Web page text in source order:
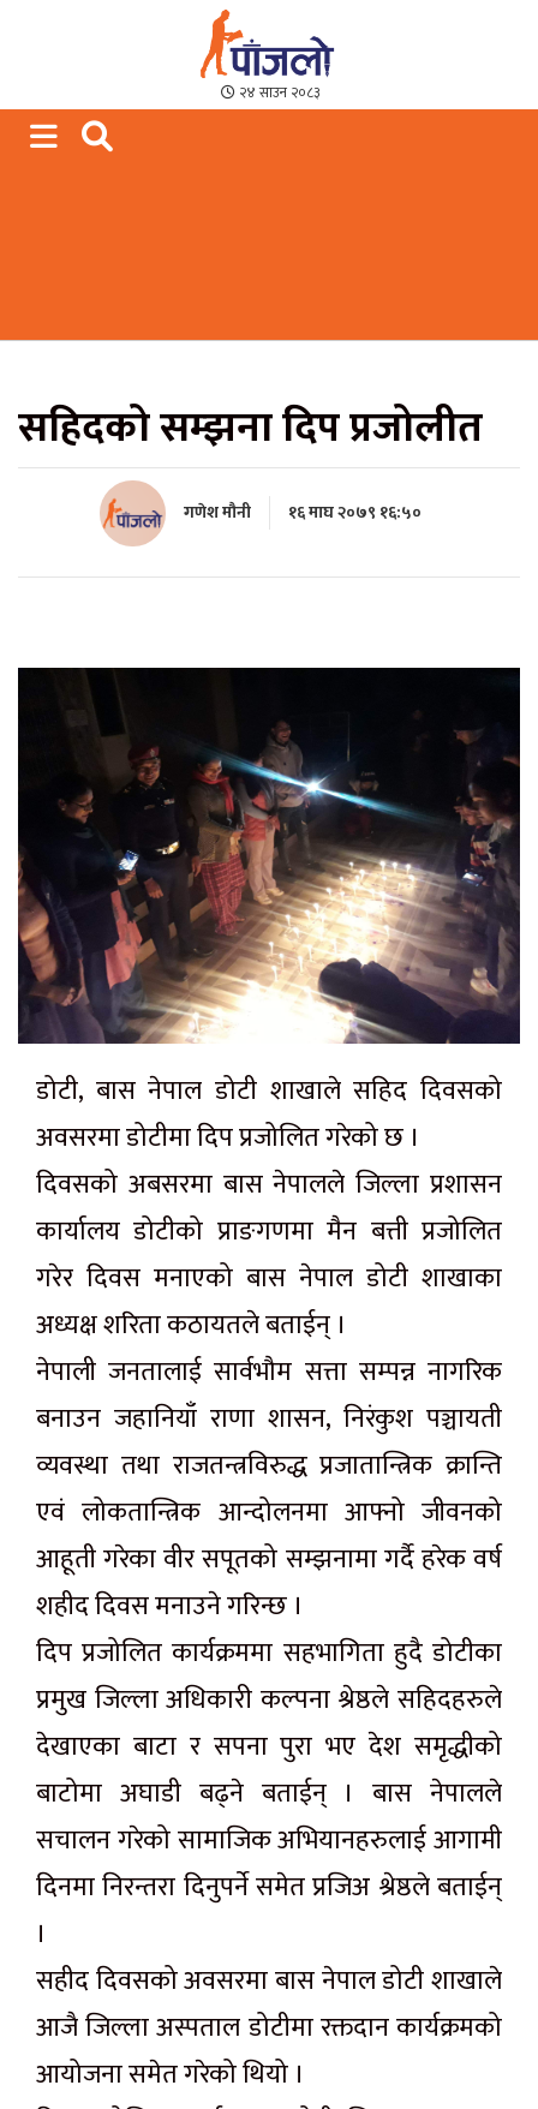
Paajalo News
We are from Far West Nepal
२४ साउन २०८३
सहिदको सम्झना दिप प्रजोलीत
गणेश मौनी १६ माघ २०७९ १६:५०
डोटी, बास नेपाल डोटी शाखाले सहिद दिवसको
अवसरमा डोटीमा दिप प्रजोलित गरेको छ ।
दिवसको अबसरमा बास नेपालले जिल्ला प्रशासन
कार्यालय डोटीको प्राङगणमा मैन बत्ती प्रजोलित
गरेर दिवस मनाएको बास नेपाल डोटी शाखाका
अध्यक्ष शरिता कठायतले बताईन् ।
नेपाली जनतालाई सार्वभौम सत्ता सम्पन्न नागरिक
बनाउन जहानियाँ राणा शासन, निरंकुश पञ्चायती
व्यवस्था तथा राजतन्त्रविरुद्ध प्रजातान्त्रिक क्रान्ति
एवं लोकतान्त्रिक आन्दोलनमा आफ्नो जीवनको
आहूती गरेका वीर सपूतको सम्झनामा गर्दै हरेक वर्ष
शहीद दिवस मनाउने गरिन्छ ।
दिप प्रजोलित कार्यक्रममा सहभागिता हुदै डोटीका
प्रमुख जिल्ला अधिकारी कल्पना श्रेष्ठले सहिदहरुले
देखाएका बाटा र सपना पुरा भए देश समृद्धीको
बाटोमा अघाडी बढ्ने बताईन् । बास नेपालले
सचालन गरेको सामाजिक अभियानहरुलाई आगामी
दिनमा निरन्तरा दिनुपर्ने समेत प्रजिअ श्रेष्ठले बताईन्
।
सहीद दिवसको अवसरमा बास नेपाल डोटी शाखाले
आजै जिल्ला अस्पताल डोटीमा रक्तदान कार्यक्रमको
आयोजना समेत गरेको थियो ।